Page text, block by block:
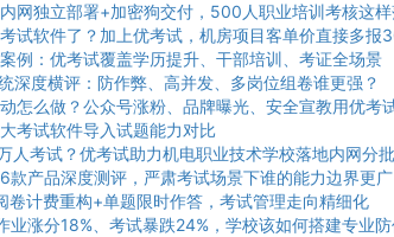
网独立部署+加密狗交付，500人职业培训考核这
试软件了？加上优考试，机房项目客单价直接多报
例：优考试覆盖学历提升、干部培训、考证全场景
深度横评：防作弊、高并发、多岗位组卷谁更强？
怎么做？公众号涨粉、品牌曝光、安全宣教用优考
考试软件导入试题能力对比
人考试？优考试助力机电职业技术学校落地内网分
款产品深度测评，严肃考试场景下谁的能力边界更广
卷计费重构+单题限时作答，考试管理走向精细化
业涨分18%、考试暴跌24%，学校该如何搭建专业